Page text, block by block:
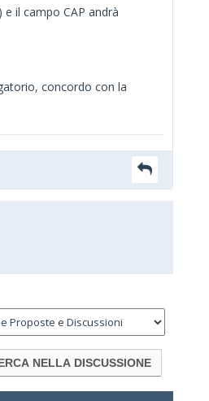
il campo CAP andrà
concordo con la